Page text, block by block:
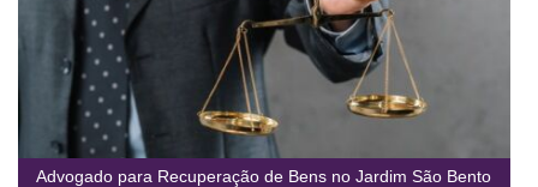
Advogado para Recuperação de Bens no Jardim São Bento